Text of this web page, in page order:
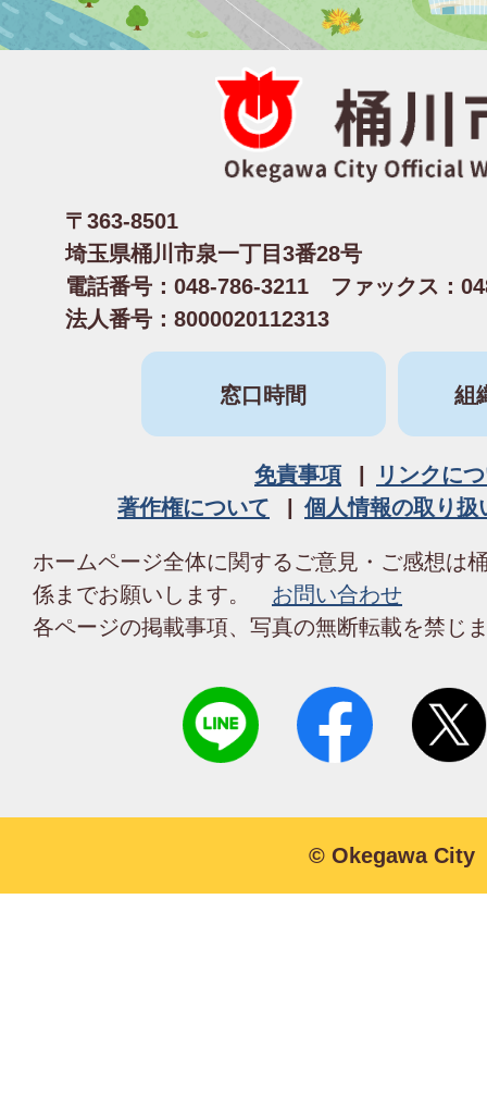
〒363-8501
埼玉県桶川市泉一丁目3番28号
電話番号：048-786-3211 ファックス：
法人番号：8000020112313
窓口時間 組
免責事項
リンクに
著作権について
個人情報の取り扱
ホームページ全体に関するご意見・ご感想は
係までお願いします。 お問い合わせ
各ページの掲載事項、写真の無断転載を禁じ
© Okegawa City